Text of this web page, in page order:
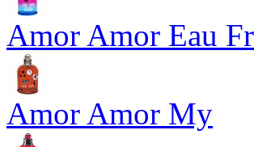
Amor Amor Eau
Amor Amor My